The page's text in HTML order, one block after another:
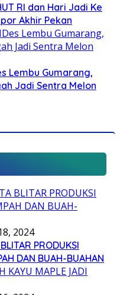
RI dan Hari Jadi Ke
Akhir Pekan
Lembu Gumarang,
Jadi Sentra Melon
2024
PRODUKSI
DAN BUAH-BUAHAN